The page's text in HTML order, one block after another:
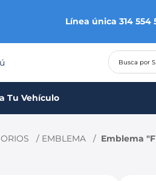
Línea única 314 554
Busca
Tu Vehículo
EMBLEMA Emblema